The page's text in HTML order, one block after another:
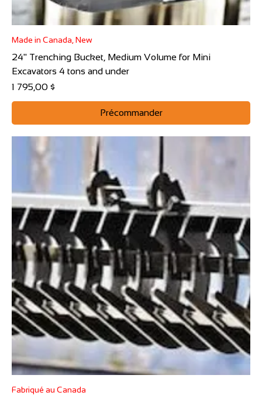
Made in Canada, New
24" Trenching Bucket, Medium Volume for Mini
Excavators 4 tons and under
Prix
1 795,00 $
Précommander
Fabriqué au Canada